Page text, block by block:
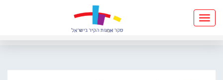
Toggle
navigation